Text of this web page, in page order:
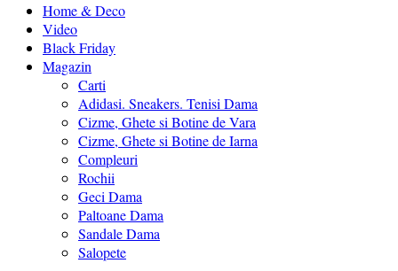
Home & Deco
Video
Black Friday
Magazin
Carti
Adidasi. Sneakers. Tenisi Dama
Cizme, Ghete si Botine de Vara
Cizme, Ghete si Botine de Iarna
Compleuri
Rochii
Geci Dama
Paltoane Dama
Sandale Dama
Salopete